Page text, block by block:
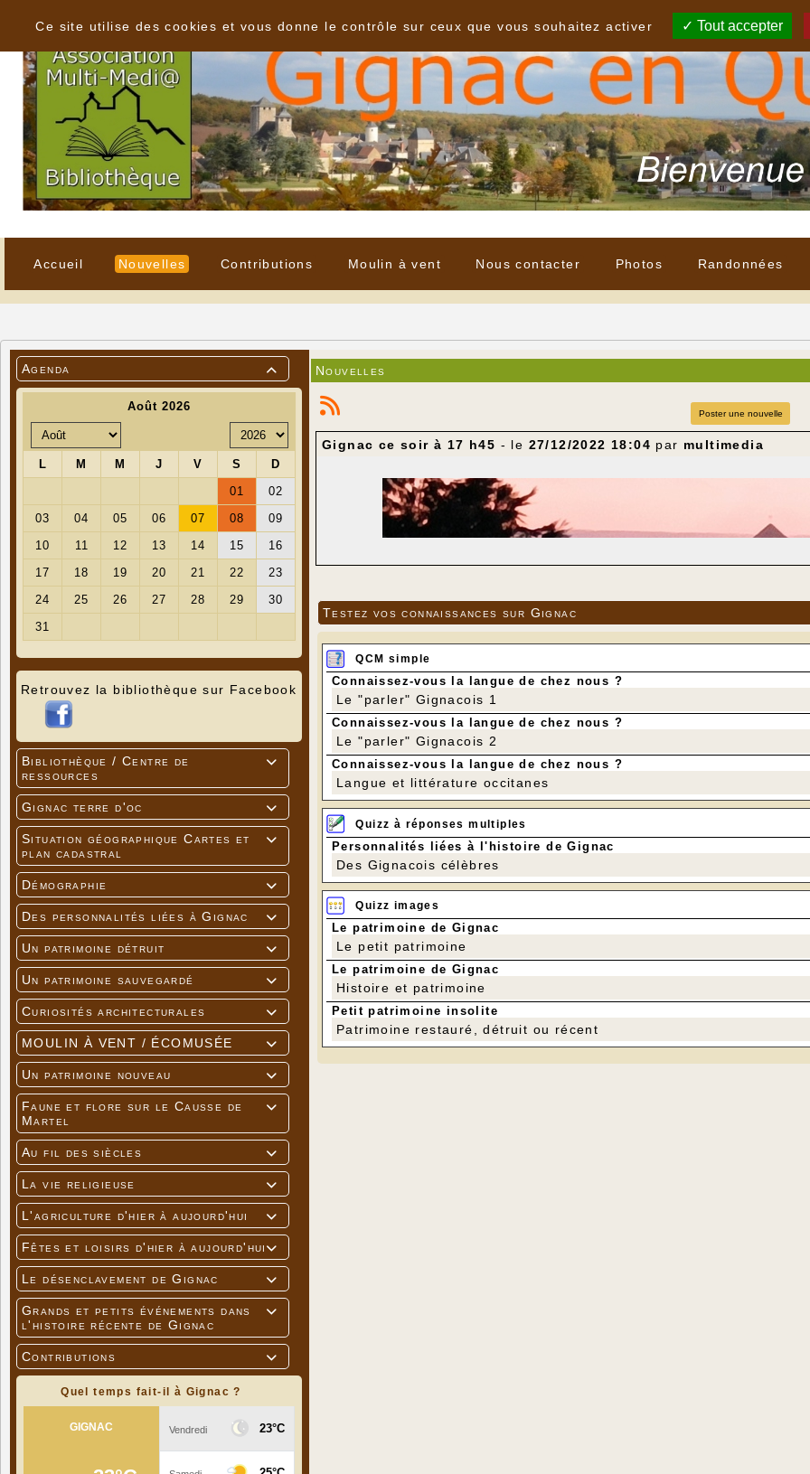
Accueil Nouvelles Contributions Moulin à vent Nous contacter Photos Randonnées

Agenda
Retrouvez la bibliothèque sur Facebook

Bibliothèque / Centre de
ressources

Gignac terre d'oc

Situation géographique Cartes et
plan cadastral

Démographie

Des personnalités liées à Gignac

Un patrimoine détruit

Un patrimoine sauvegardé

Curiosités architecturales

MOULIN À VENT / ÉCOMUSÉE

Un patrimoine nouveau

Faune et flore sur le Causse de
Martel

Au fil des siècles

La vie religieuse

L'agriculture d'hier à aujourd'hui

Fêtes et loisirs d'hier à aujourd'hui

Le désenclavement de Gignac

Grands et petits événements dans
l'histoire récente de Gignac

Contributions
Quel temps fait-il à Gignac ?
Nouvelles
Poster une nouvelle
Gignac ce soir à 17 h45 - le 27/12/2022 18:04 par multimedia
17 h 45 : Montée du brouillard
Testez vos connaissances sur Gignac
QCM simple
Connaissez-vous la langue de chez nous ?
Le "parler" Gignacois 1
Connaissez-vous la langue de chez nous ?
Le "parler" Gignacois 2
Connaissez-vous la langue de chez nous ?
Langue et littérature occitanes
Quizz à réponses multiples
Personnalités liées à l'histoire de Gignac
Des Gignacois célèbres
Quizz images
Le patrimoine de Gignac
Le petit patrimoine
Le patrimoine de Gignac
Histoire et patrimoine
Petit patrimoine insolite
Patrimoine restauré, détruit ou récent
Ce site utilise des cookies et vous donne le contrôle sur ceux que vous souhaitez activer
Tout accepter